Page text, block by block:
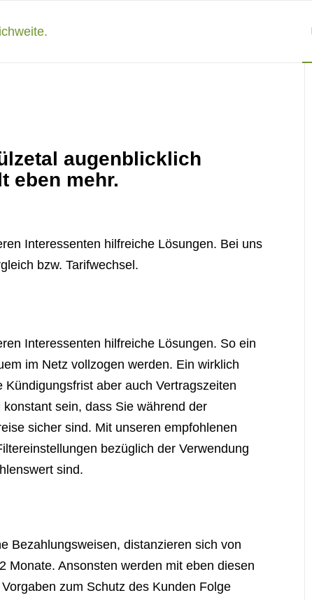
augenblicklich
eben mehr.
Interessenten hilfreiche Lösungen. Bei uns
bzw. Tarifwechsel.
Interessenten hilfreiche Lösungen. So ein
im Netz vollzogen werden. Ein wirklich
aber auch Vertragszeiten
sein, dass Sie während der
sicher sind. Mit unseren empfohlenen
bezüglich der Verwendung
sind.
Bezahlungsweisen, distanzieren sich von
Monate. Ansonsten werden mit eben diesen
zum Schutz des Kunden Folge